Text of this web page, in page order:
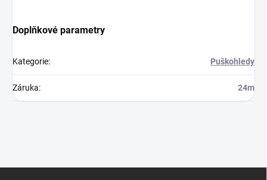
Doplňkové parametry
Kategorie: Puškohledy
Záruka: 24m